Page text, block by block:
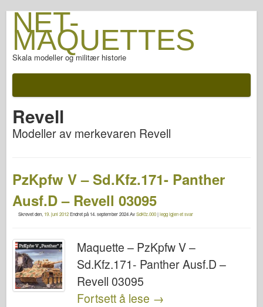
NET-
MAQUETTES
Skala modeller og militær historie
Revell
Modeller av merkevaren Revell
PzKpfw V – Sd.Kfz.171- Panther
Ausf.D – Revell 03095
Skrevet den, 19. juni 2012Endret på 14. september 2024AvSdKfz.000|legg igjen et svar
Maquette – PzKpfw V –
Sd.Kfz.171- Panther Ausf.D –
Revell 03095
Fortsett å lese →